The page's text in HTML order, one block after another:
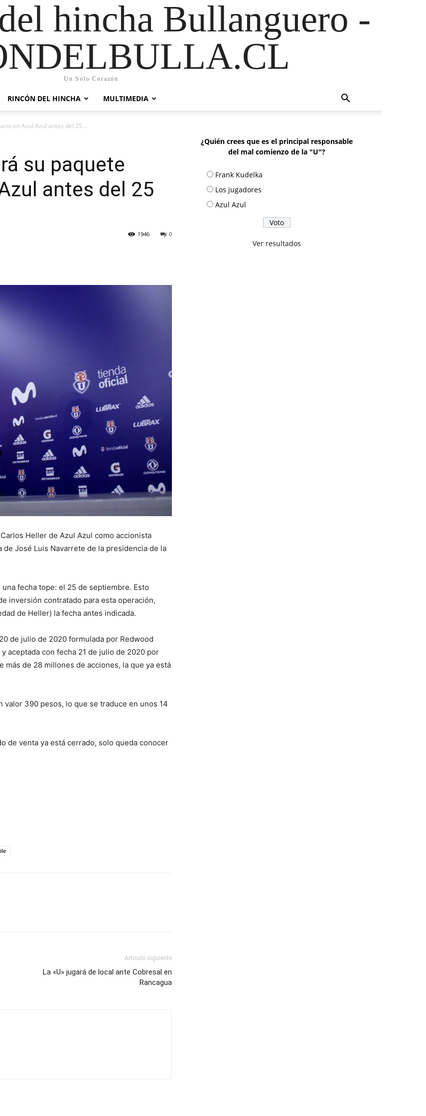
hincha Bullanguero -
Un Solo Corazón
RINCÓN DEL HINCHA MULTIMEDIA
en Azul Azul antes del 25...
su paquete
antes del 25
0
1946
Heller de Azul Azul como accionista
José Luis Navarrete de la presidencia de la
fecha tope: el 25 de septiembre. Esto
inversión contratado para esta operación,
de Heller) la fecha antes indicada.
de julio de 2020 formulada por Redwood
aceptada con fecha 21 de julio de 2020 por
más de 28 millones de acciones, la que ya está
valor 390 pesos, lo que se traduce en unos 14
de venta ya está cerrado, solo queda conocer
Artículo siguiente
La «U» jugará de local ante Cobresal en
Rancagua
¿Quién crees que es el principal responsable
del mal comienzo de la "U"?
Frank Kudelka
Los jugadores
Azul Azul
Ver resultados